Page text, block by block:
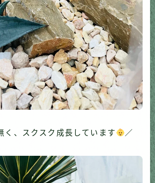
く、スクスク成長しています ／